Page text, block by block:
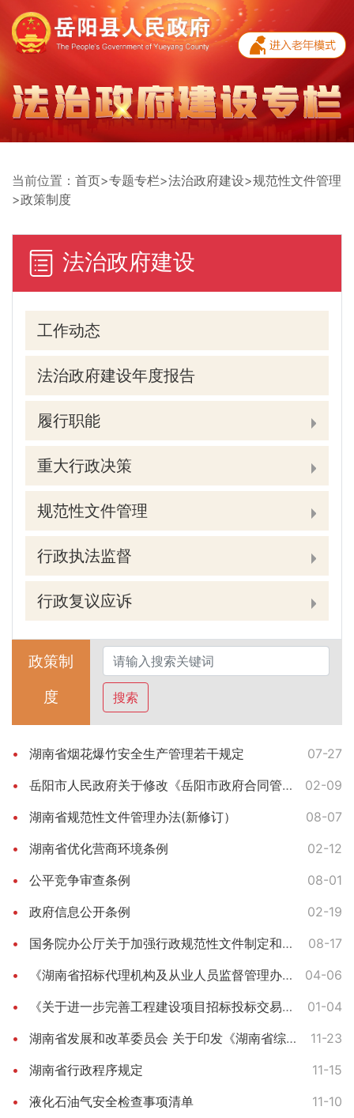
当前位置： 首页>专题专栏>法治政府建设>规范性文件管理
>政策制度
法治政府建设
工作动态
法治政府建设年度报告
履行职能
重大行政决策
规范性文件管理
行政执法监督
行政复议应诉
政策制
度
搜索
湖南省烟花爆竹安全生产管理若干规定
07-27
岳阳市人民政府关于修改《岳阳市政府合同管理办法》的决定
02-09
湖南省规范性文件管理办法(新修订）
08-07
湖南省优化营商环境条例
02-12
公平竞争审查条例
08-01
政府信息公开条例
02-19
国务院办公厅关于加强行政规范性文件制定和监督管理工作的通知
08-17
《湖南省招标代理机构及从业人员监督管理办法》（湘发改法规规[2023]99号）
04-06
《关于进一步完善工程建设项目招标投标交易机制和监管办法的实施意见》
01-04
湖南省发展和改革委员会 关于印发《湖南省综合评标专家库和 评标专家管理办法》的通知
11-23
湖南省行政程序规定
11-15
液化石油气安全检查事项清单
11-10